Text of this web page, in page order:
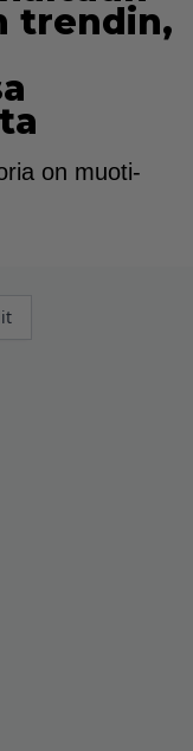
trendin,
on muoti-